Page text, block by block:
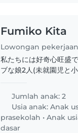
Fumiko Kita
私たちには好奇心旺盛
ブな娘2人(未就園児と
ーさんを探しています
しています。8月2日か
ベビーシッターが必要
たいです。
Jumlah anak: 2
Usia anak:Anak
prasekolah •Anak
dasar